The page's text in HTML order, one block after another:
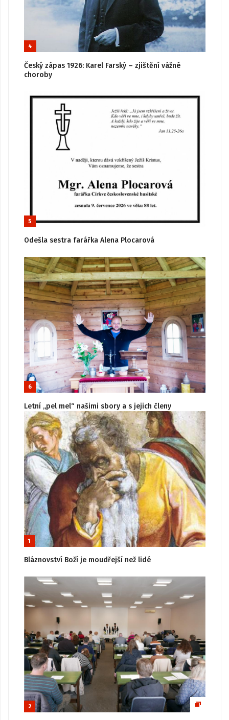
4
Český zápas 1926: Karel Farský – zjištění vážné
choroby
5
Odešla sestra farářka Alena Plocarová
6
Letní „pel mel“ našimi sbory a s jejich členy
1
Bláznovství Boží je moudřejší než lidé
2